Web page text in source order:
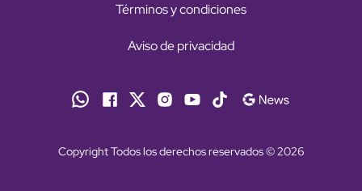
Términos y condiciones
Aviso de privacidad
Copyright Todos los derechos reservados © 2026